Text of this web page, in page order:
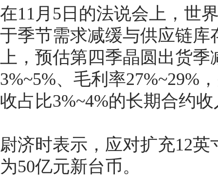
在11月5日的法说会上，世
于季节需求减缓与供应链库
上，预估第四季晶圆出货季
3%~5%、毛利率27%~29%
收占比3%~4%的长期合约
尉济时表示，应对扩充12
为50亿元新台币。